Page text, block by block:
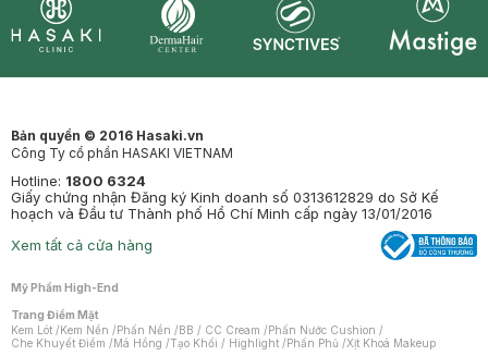
Bản quyền © 2016 Hasaki.vn
Công Ty cổ phần HASAKI VIETNAM
Hotline: 1800 6324
Giấy chứng nhận Đăng ký Kinh doanh số 0313612829 do Sở Kế
hoạch và Đầu tư Thành phố Hồ Chí Minh cấp ngày 13/01/2016
Xem tất cả cửa hàng
Mỹ Phẩm High-End
Trang Điểm Mặt
Kem Lót /Kem Nền /Phấn Nền /BB / CC Cream /Phấn Nước Cushion /
Che Khuyết Điểm /Má Hồng /Tạo Khối / Highlight /Phấn Phủ /Xịt Khoá Makeup